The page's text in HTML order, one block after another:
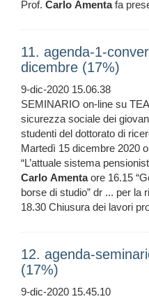
Prof. Carlo Amentafa
11. agenda-1-
dicembre (17%)
9-dic-2020 15.06.38
SEMINARIO on-line su
sicurezza sociale dei
studenti del dottorato di
Martedì 15 dicembre 2020
“L’attuale sistema
Carlo Amentaore 16.15
borse di studio” dr ... per la
18.30 Chiusura dei lavori
12. agenda-
(17%)
9-dic-2020 15.45.10